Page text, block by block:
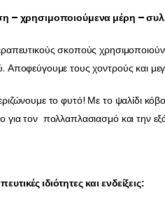
– χρησιμοποιούμενα μέρη –
σκοπούς
Αποφεύγουμε τους χοντρούς και
το φυτό! Με το ψαλίδι
για τον πολλαπλασιασμό και την
ιδιότητες και ενδείξεις: